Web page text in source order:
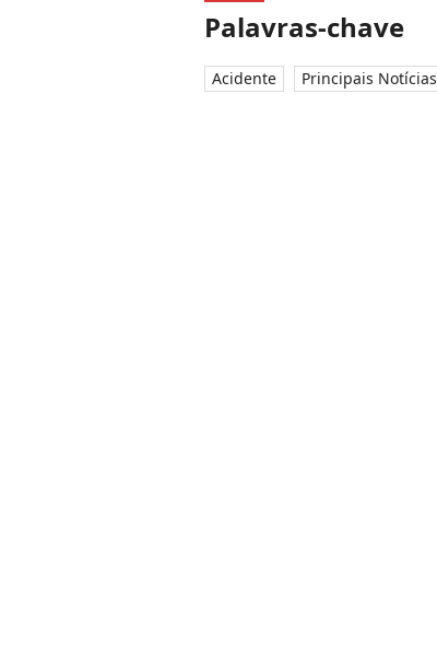
Palavras-chave
Acidente Principais Notícias